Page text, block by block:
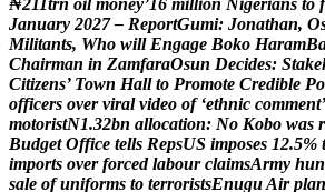
₦211trn oil money’16 million Nigerians to f
January 2027 – ReportGumi: Jonathan, O
Militants, Who will Engage Boko HaramB
Chairman in ZamfaraOsun Decides: Stake
Citizens’ Town Hall to Promote Credible Po
officers over viral video of ‘ethnic comment’
motoristN1.32bn allocation: No Kobo was r
Budget Office tells RepsUS imposes 12.5% t
imports over forced labour claimsArmy hun
sale of uniforms to terroristsEnuguAir plan